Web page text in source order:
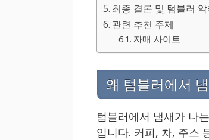
최종 결론 및 텀블러
관련 추천 주제
자매 사이트
왜 텀블러에서
텀블러에서 냄새가 나
입니다. 커피, 차, 주스